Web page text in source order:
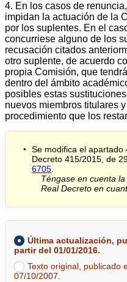
4. En los casos de
impidan la actuación de la
por los suplentes. En el
concurriese alguno de los
recusación citados
otro suplente, de acuerdo
propia Comisión, que
dentro del ámbito
posibles estas
nuevos miembros titulares
procedimiento que los
Se modifica el
Decreto 415/2015, de
6705.
Téngase en cuenta
Real Decreto en
Última actualización,
partir del 01/01/2016.
Texto original, publicado
07/10/2007.